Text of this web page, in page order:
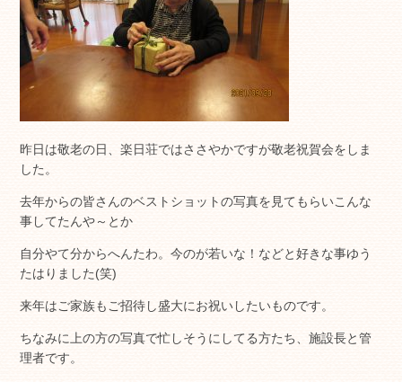
昨日は敬老の日、楽日荘ではささやかですが敬老祝賀会をしま
した。
去年からの皆さんのベストショットの写真を見てもらいこんな
事してたんや～とか
自分やて分からへんたわ。今のが若いな！などと好きな事ゆう
たはりました(笑)
来年はご家族もご招待し盛大にお祝いしたいものです。
ちなみに上の方の写真で忙しそうにしてる方たち、施設長と管
理者です。